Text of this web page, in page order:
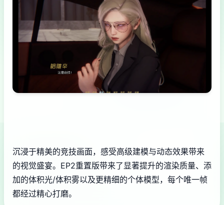
沉浸于精美的竞技画面，感受高级建模与动态效果带来
的视觉盛宴。EP2重置版带来了显著提升的渲染质量、添
加的体积光/体积雾以及更精细的个体模型，每个唯一帧
都经过精心打磨。